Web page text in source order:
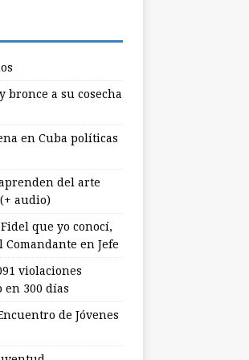
bronce a su cosecha
en Cuba políticas
del arte
audio)
que yo conocí,
en Jefe
violaciones
300 días
de Jóvenes